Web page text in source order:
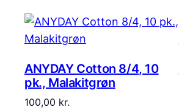
ANYDAY Cotton 8/4, 10
pk., Malakitgrøn
100,00 kr.